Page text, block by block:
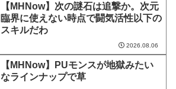
【MHNow】次の謎石は追撃か。次元
臨界に使えない時点で闘気活性以下の
スキルだわ
2026.08.06
【MHNow】PUモンスが地獄みたい
なラインナップで草